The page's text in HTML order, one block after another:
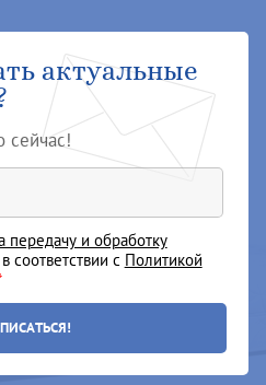
актуальные
сейчас!
передачу и обработку
в соответствии с Политикой